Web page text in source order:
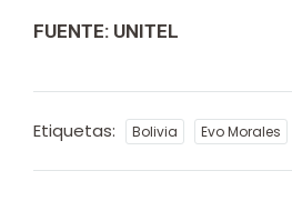
FUENTE: UNITEL
Etiquetas: Bolivia Evo Morales